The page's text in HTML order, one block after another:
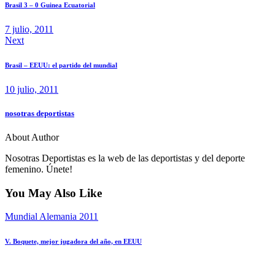
Brasil 3 – 0 Guinea Ecuatorial
7 julio, 2011
Next
Brasil – EEUU: el partido del mundial
10 julio, 2011
nosotras deportistas
About Author
Nosotras Deportistas es la web de las deportistas y del deporte
femenino. Únete!
You May Also Like
Mundial Alemania 2011
V. Boquete, mejor jugadora del año, en EEUU